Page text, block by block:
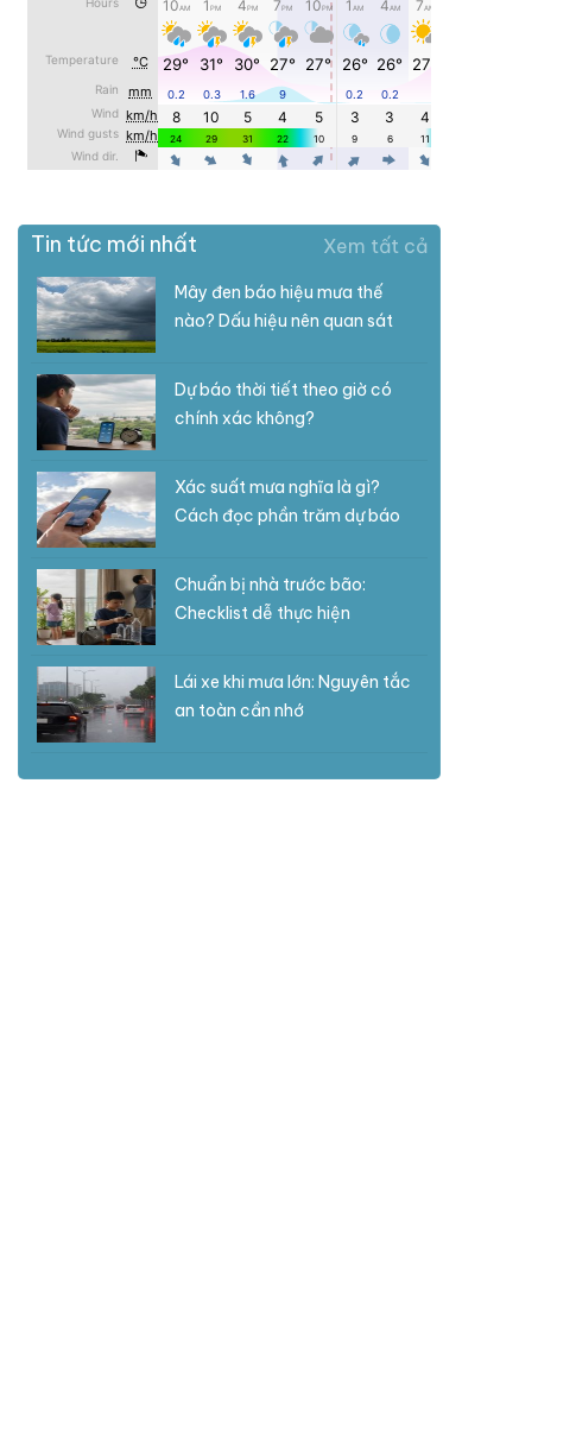
Tin tức mới nhất Xem tất cả
Mây đen báo hiệu mưa thế
nào? Dấu hiệu nên quan sát
Dự báo thời tiết theo giờ có
chính xác không?
Xác suất mưa nghĩa là gì?
Cách đọc phần trăm dự báo
Chuẩn bị nhà trước bão:
Checklist dễ thực hiện
Lái xe khi mưa lớn: Nguyên tắc
an toàn cần nhớ